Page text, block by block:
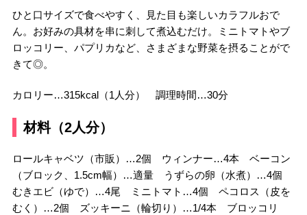
ひと口サイズで食べやすく、見た目も楽しいカラフルおで
ん。お好みの具材を串に刺して煮込むだけ。ミニトマトやブ
ロッコリー、パプリカなど、さまざまな野菜を摂ることがで
きて◎。
カロリー…315kcal（1人分） 調理時間…30分
材料（2人分）
ロールキャベツ（市販）…2個 ウィンナー…4本 ベーコン
（ブロック、1.5cm幅）…適量 うずらの卵（水煮）…4個
むきエビ（ゆで）…4尾 ミニトマト…4個 ペコロス（皮を
むく）…2個 ズッキーニ（輪切り）…1/4本 ブロッコリ